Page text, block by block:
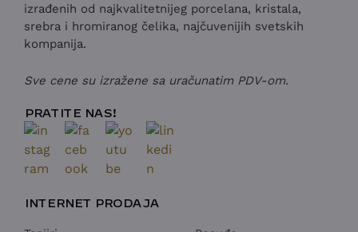
izrađenih od najkvalitetnijeg porcelana, kristala,
srebra i hromiranog čelika, najčuvenijih svetskih
kompanija.
Sve cene su izražene sa uračunatim PDV-om.
PRATITE NAS!
INTERNET PRODAJA